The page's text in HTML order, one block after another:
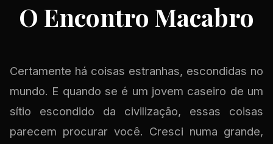
O Encontro Macabro
Certamente há coisas estranhas, escondidas no
mundo. E quando se é um jovem caseiro de um
sítio escondido da civilização, essas coisas
parecem procurar você. Cresci numa grande,